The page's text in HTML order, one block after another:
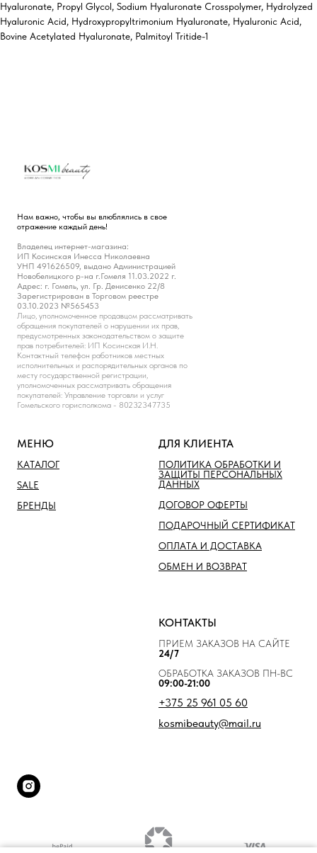
Hyaluronate, Propyl Glycol, Sodium Hyaluronate Crosspolymer, Hydrolyzed
Hyaluronic Acid, Hydroxypropyltrimonium Hyaluronate, Hyaluronic Acid,
Bovine Acetylated Hyaluronate, Palmitoyl Tritide-1
Нам важно, чтобы вы влюблялись в свое
отражение каждый день!
Владелец интернет-магазина:
ИП Косинская Инесса Николаевна
УНП 491626509, выдано Администрацией
Новобелицкого р-на г.Гомеля 11.03.2022 г.
Адрес: г. Гомель, ул. Гр. Денисенко 22/8
Зарегистрирован в Торговом реестре
03.10.2023 №565453
Лицо, уполномоченное продавцом рассматривать
обращения покупателей о нарушении их прав,
предусмотренных законодательством о защите
прав потребителей: ИП Косинская И.Н.
Контактный телефон работников местных
исполнительных и распорядительных органов по
месту государственной регистрации,
уполномоченных рассматривать обращения
покупателей: Управление торговли и услуг
Гомельского горисполкома - 80232347735
МЕНЮ
КАТАЛОГ
SALE
БРЕНДЫ
ДЛЯ КЛИЕНТА
ПОЛИТИКА ОБРАБОТКИ И
ЗАЩИТЫ ПЕРСОНАЛЬНЫХ
ДАННЫХ
ДОГОВОР ОФЕРТЫ
ПОДАРОЧНЫЙ СЕРТИФИКАТ
ОПЛАТА И ДОСТАВКА
ОБМЕН И ВОЗВРАТ
КОНТАКТЫ
ПРИЕМ ЗАКАЗОВ НА САЙТЕ
24/7
ОБРАБОТКА ЗАКАЗОВ ПН-ВС
09:00-21:00
+375 25 961 05 60
kosmibeauty@mail.ru